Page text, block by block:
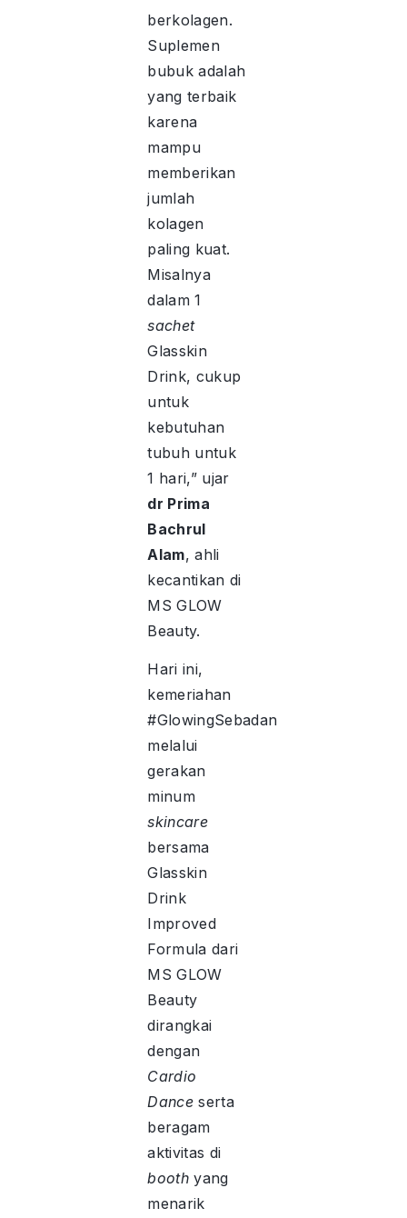
berkolagen.
Suplemen
bubuk adalah
yang terbaik
karena
mampu
memberikan
jumlah
kolagen
paling kuat.
Misalnya
dalam 1
sachet
Glasskin
Drink, cukup
untuk
kebutuhan
tubuh untuk
1 hari,” ujar
dr Prima
Bachrul
Alam, ahli
kecantikan di
MS GLOW
Beauty.
Hari ini,
kemeriahan
#GlowingSebadan
melalui
gerakan
minum
skincare
bersama
Glasskin
Drink
Improved
Formula dari
MS GLOW
Beauty
dirangkai
dengan
Cardio
Danceserta
beragam
aktivitas di
boothyang
menarik